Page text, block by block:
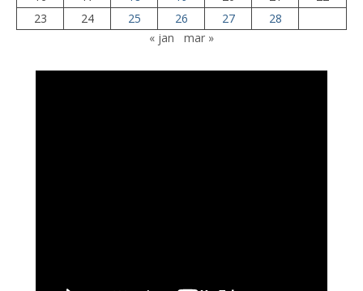
23
24 25 26 27
28
« jan
mar »